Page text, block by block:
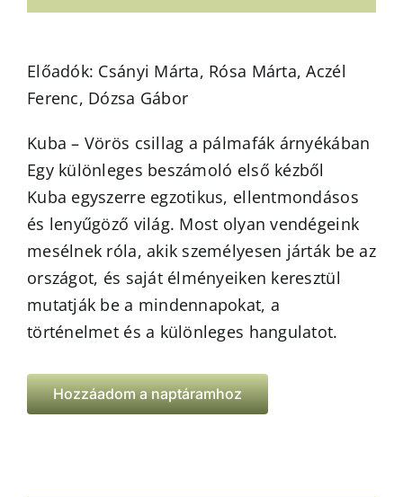
Előadók: Csányi Márta, Rósa Márta, Aczél
Ferenc, Dózsa Gábor
Kuba – Vörös csillag a pálmafák árnyékában
Egy különleges beszámoló első kézből
Kuba egyszerre egzotikus, ellentmondásos
és lenyűgöző világ. Most olyan vendégeink
mesélnek róla, akik személyesen járták be az
országot, és saját élményeiken keresztül
mutatják be a mindennapokat, a
történelmet és a különleges hangulatot.
Hozzáadom a naptáramhoz